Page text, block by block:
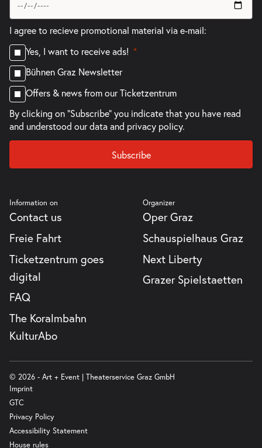
I agree to recieve promotional material via e-mail:
Yes, I want to receive ads!
Bühnen Graz Newsletter
Offers & news from our Ticketzentrum
By clicking on "Subscribe" you indicate that you have read
and understood ourdata and privacy policy.
Subscribe
Information on
Contact us
Freie Fahrt
Ticketzentrum goes
digital
FAQ
The Koralmbahn
KulturAbo
Organizer
Oper Graz
Schauspielhaus Graz
Next Liberty
Grazer Spielstaetten
© 2026 - Art + Event | Theaterservice Graz GmbH
Imprint
GTC
Privacy Policy
Accessibility Statement
House rules